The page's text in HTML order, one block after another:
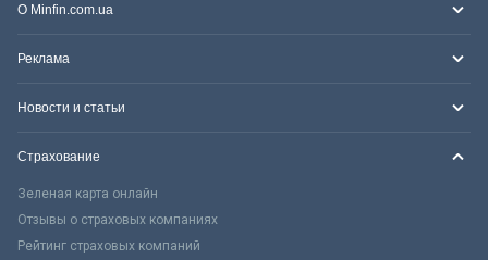
О Minfin.com.ua
Реклама
Новости и статьи
Страхование
Зеленая карта онлайн
Отзывы о страховых компаниях
Рейтинг страховых компаний